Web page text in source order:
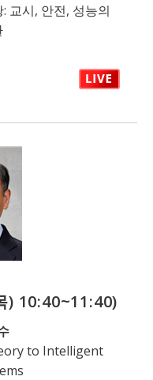
교시, 안전, 성능의
) 10:40~11:40)
to Intelligent